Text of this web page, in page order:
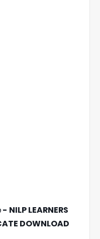
- NILP LEARNERS
DOWNLOAD